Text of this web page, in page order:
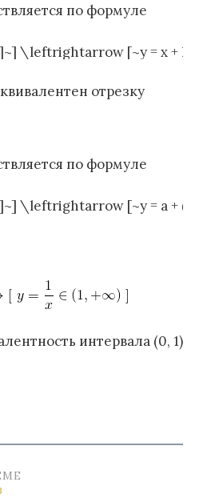
по формуле
отрезку
по формуле
интервала (0, 1)